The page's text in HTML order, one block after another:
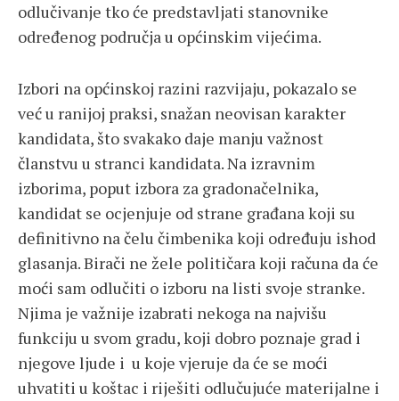
odlučivanje tko će predstavljati stanovnike
određenog područja u općinskim vijećima.
Izbori na općinskoj razini razvijaju, pokazalo se
već u ranijoj praksi, snažan neovisan karakter
kandidata, što svakako daje manju važnost
članstvu u stranci kandidata. Na izravnim
izborima, poput izbora za gradonačelnika,
kandidat se ocjenjuje od strane građana koji su
definitivno na čelu čimbenika koji određuju ishod
glasanja. Birači ne žele političara koji računa da će
moći sam odlučiti o izboru na listi svoje stranke.
Njima je važnije izabrati nekoga na najvišu
funkciju u svom gradu, koji dobro poznaje grad i
njegove ljude i u koje vjeruje da će se moći
uhvatiti u koštac i riješiti odlučujuće materijalne i